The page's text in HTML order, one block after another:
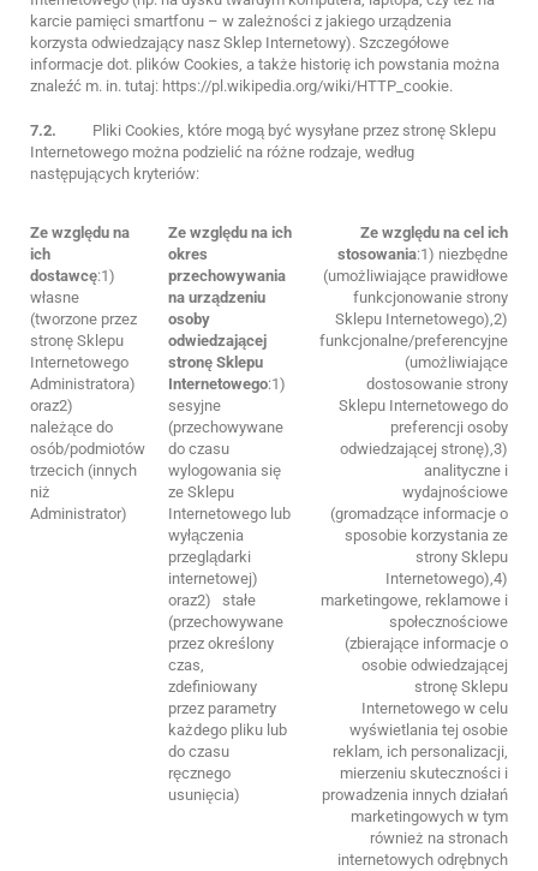
karcie pamięci smartfonu – w zależności z jakiego urządzenia
korzysta odwiedzający nasz Sklep Internetowy). Szczegółowe
informacje dot. plików Cookies, a także historię ich powstania można
znaleźć m. in. tutaj: https://pl.wikipedia.org/wiki/HTTP_cookie.
7.2. Pliki Cookies, które mogą być wysyłane przez stronę Sklepu
Internetowego można podzielić na różne rodzaje, według
następujących kryteriów:
Ze względu na
ich
dostawcę:1)
własne
(tworzone przez
stronę Sklepu
Internetowego
Administratora)
oraz2)
należące do
osób/podmiotów
trzecich (innych
niż
Administrator)
Ze względu na ich
okres
przechowywania
na urządzeniu
osoby
odwiedzającej
stronę Sklepu
Internetowego:1)
sesyjne
(przechowywane
do czasu
wylogowania się
ze Sklepu
Internetowego lub
wyłączenia
przeglądarki
internetowej)
oraz2) stałe
(przechowywane
przez określony
czas,
zdefiniowany
przez parametry
każdego pliku lub
do czasu
ręcznego
usunięcia)
Ze względu na cel ich
stosowania:1) niezbędne
(umożliwiające prawidłowe
funkcjonowanie strony
Sklepu Internetowego),2)
funkcjonalne/preferencyjne
(umożliwiające
dostosowanie strony
Sklepu Internetowego do
preferencji osoby
odwiedzającej stronę),3)
analityczne i
wydajnościowe
(gromadzące informacje o
sposobie korzystania ze
strony Sklepu
Internetowego),4)
marketingowe, reklamowe i
społecznościowe
(zbierające informacje o
osobie odwiedzającej
stronę Sklepu
Internetowego w celu
wyświetlania tej osobie
reklam, ich personalizacji,
mierzeniu skuteczności i
prowadzenia innych działań
marketingowych w tym
również na stronach
internetowych odrębnych